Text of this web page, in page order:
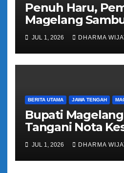
Penuh Haru,
Magelang
Kepulangan
Kloter 81
JUL 1, 2026 DHARMA
BERITA UTAMA JAWA TENGAH
Bupati
Tangani Nota
Pengalihan
Regident Di
Bandongan
JUL 1, 2026 DHARMA